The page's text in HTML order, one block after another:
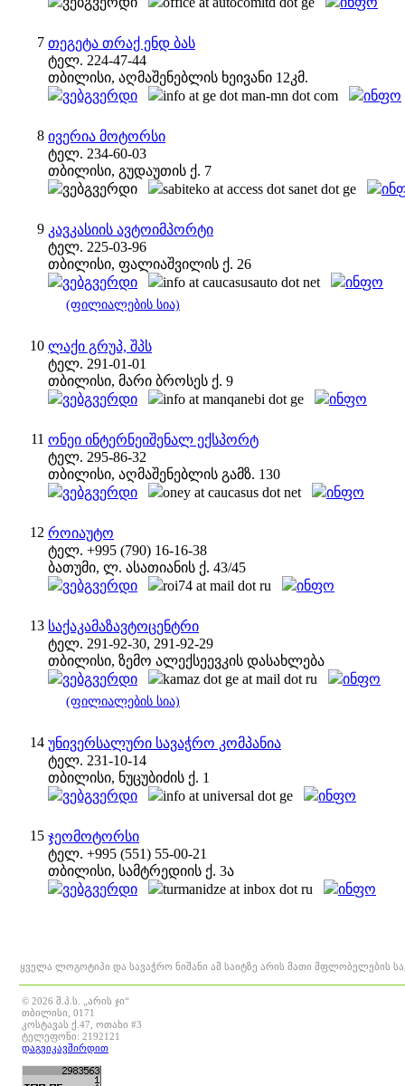
7 თეგეტა თრაქ ენდ ბას
ტელ. 224-47-44
თბილისი, აღმაშენებლის ხეივანი 12კმ.
ვებგვერდი
info at ge dot man-mn dot com ინფო
8 ივერია მოტორსი
ტელ. 234-60-03
თბილისი, გუდაუთის ქ. 7
ვებგვერდი
sabiteko at access dot sanet dot ge
9 კავკასიის ავტოიმპორტი
ტელ. 225-03-96
თბილისი, ფალიაშვილის ქ. 26
ვებგვერდი
info at caucasusauto dot net ინფო
(ფილიალების სია)
10 ლაქი გრუპ, შპს
ტელ. 291-01-01
თბილისი, მარი ბროსეს ქ. 9
ვებგვერდი
info at manqanebi dot ge ინფო
11 ონეი ინტერნეიშენალ ექსპორტ
ტელ. 295-86-32
თბილისი, აღმაშენებლის გამზ. 130
ვებგვერდი
oney at caucasus dot net ინფო
12 როიაუტო
ტელ. +995 (790) 16-16-38
ბათუმი, ლ. ასათიანის ქ. 43/45
ვებგვერდი
roi74 at mail dot ru ინფო
13 საქაკამაზავტოცენტრი
ტელ. 291-92-30, 291-92-29
თბილისი, ზემო ალექსეევკის დასახლება
ვებგვერდი
kamaz dot ge at mail dot ru ინფო
(ფილიალების სია)
14 უნივერსალური სავაჭრო კომპანია
ტელ. 231-10-14
თბილისი, ნუცუბიძის ქ. 1
ვებგვერდი
info at universal dot ge ინფო
15 ჯეომოტორსი
ტელ. +995 (551) 55-00-21
თბილისი, სამტრედიის ქ. 3ა
ვებგვერდი
turmanidze at inbox dot ru ინფო
ყველა ლოგოტიპი და სავაჭრო ნიშანი ამ საიტზე არის მათი მფლობელების
© 2026 შ.პ.ს. „არის ჯი“
თბილისი, 0171
კოსტავას ქ.47, ოთახი #3
ტელეფონი: 2192121
დაგვიკავშირდით